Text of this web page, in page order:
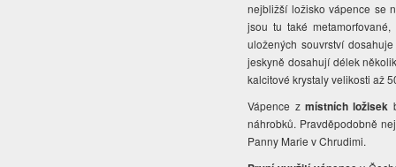
nejbližší ložisko vápence se
jsou tu také
uložených souvrství
jeskyně dosahují délek
kalcitové krystaly velikosti až
Vápence zmístních ložisek
náhrobků. Pravděpodobně
Panny Marie v Chrudimi.